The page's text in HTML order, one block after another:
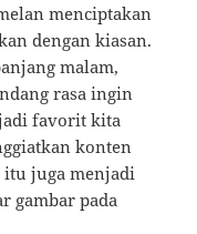
menciptakan
dengan kiasan.
malam,
rasa ingin
favorit kita
konten
itu juga menjadi
gambar pada